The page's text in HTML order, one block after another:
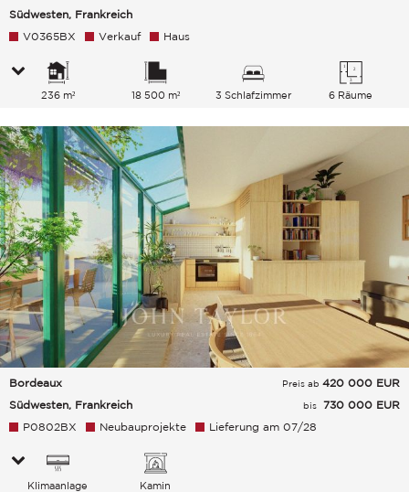
Südwesten, Frankreich
V0365BX Verkauf Haus
236 m² 18 500 m² 3 Schlafzimmer 6 Räume
Bordeaux
Südwesten, Frankreich
Preis ab 420 000 EUR
bis 730 000 EUR
P0802BX
Neubauprojekte Lieferung am 07/28
Klimaanlage Kamin